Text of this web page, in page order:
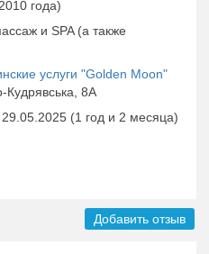
года)
и SPA (а также
услуги "Golden Moon"
Кудрявська, 8А
29.05.2025 (1 год и 2 месяца)
Добавить отзыв